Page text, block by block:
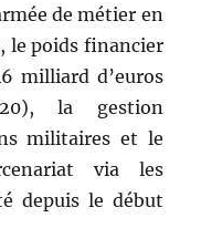
de métier en
le poids financier
milliard d’euros
la gestion
militaires et le
via les
depuis le début